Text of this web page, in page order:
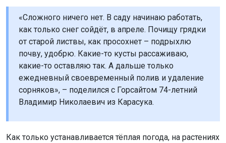
«Сложного ничего нет. В саду начинаю работать,
как только снег сойдёт, в апреле. Почищу грядки
от старой листвы, как просохнет – подрыхлю
почву, удобрю. Какие-то кусты рассаживаю,
какие-то оставляю так. А дальше только
ежедневный своевременный полив и удаление
сорняков», – поделился с Горсайтом 74-летний
Владимир Николаевич из Карасука.
Как только устанавливается тёплая погода, на растениях